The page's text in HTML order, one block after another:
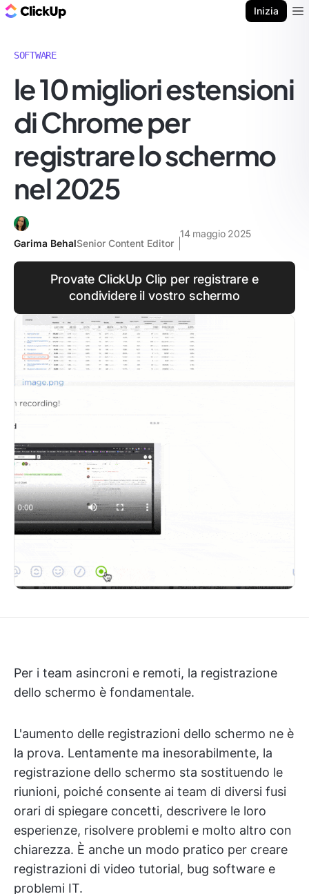
Inizia
SOFTWARE
le 10 migliori estensioni
di Chrome per
registrare lo schermo
nel 2025
Garima BehalSenior Content Editor
14 maggio 2025
Provate ClickUp Clip per registrare e
condividere il vostro schermo
Per i team asincroni e remoti, la registrazione
dello schermo è fondamentale.
L'aumento delle registrazioni dello schermo ne è
la prova. Lentamente ma inesorabilmente, la
registrazione dello schermo sta sostituendo le
riunioni, poiché consente ai team di diversi fusi
orari di spiegare concetti, descrivere le loro
esperienze, risolvere problemi e molto altro con
chiarezza. È anche un modo pratico per creare
registrazioni di video tutorial, bug software e
problemi IT.